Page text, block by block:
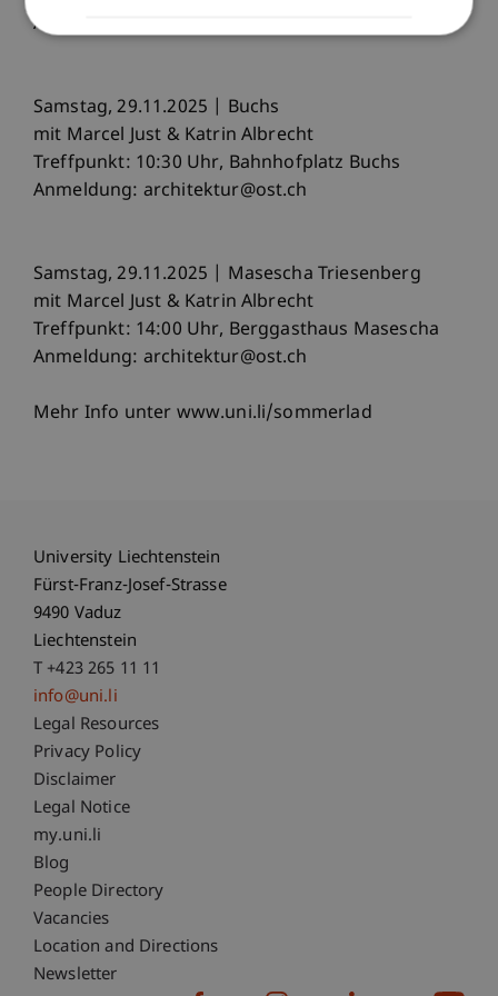
Anmeldung: architektur@uni.li
Samstag, 29.11.2025 | Buchs
mit Marcel Just & Katrin Albrecht
Treffpunkt: 10:30 Uhr, Bahnhofplatz Buchs
Anmeldung: architektur@ost.ch
Samstag, 29.11.2025 | Masescha Triesenberg
mit Marcel Just & Katrin Albrecht
Treffpunkt: 14:00 Uhr, Berggasthaus Masescha
Anmeldung: architektur@ost.ch
Mehr Info unter www.uni.li/sommerlad
University Liechtenstein
Fürst-Franz-Josef-Strasse
9490 Vaduz
Liechtenstein
T +423 265 11 11
info@uni.li
Fußzeile Rechtliche Hinweise
Legal Resources
Privacy Policy
Disclaimer
Legal Notice
Fußzeile Subdomain-Verzeichnis
my.uni.li
Blog
People Directory
Vacancies
Location and Directions
Newsletter